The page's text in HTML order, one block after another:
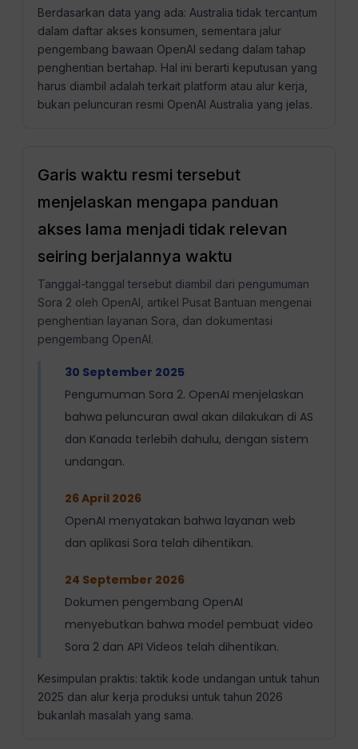
Berdasarkan data yang ada: Australia tidak tercantum
dalam daftar akses konsumen, sementara jalur
pengembang bawaan OpenAI sedang dalam tahap
penghentian bertahap. Hal ini berarti keputusan yang
harus diambil adalah terkait platform atau alur kerja,
bukan peluncuran resmi OpenAI Australia yang jelas.
Garis waktu resmi tersebut
menjelaskan mengapa panduan
akses lama menjadi tidak relevan
seiring berjalannya waktu
Tanggal-tanggal tersebut diambil dari pengumuman
Sora 2 oleh OpenAI, artikel Pusat Bantuan mengenai
penghentian layanan Sora, dan dokumentasi
pengembang OpenAI.
30 September 2025
Pengumuman Sora 2. OpenAI menjelaskan
bahwa peluncuran awal akan dilakukan di AS
dan Kanada terlebih dahulu, dengan sistem
undangan.
26 April 2026
OpenAI menyatakan bahwa layanan web
dan aplikasi Sora telah dihentikan.
24 September 2026
Dokumen pengembang OpenAI
menyebutkan bahwa model pembuat video
Sora 2 dan API Videos telah dihentikan.
Kesimpulan praktis: taktik kode undangan untuk tahun
2025 dan alur kerja produksi untuk tahun 2026
bukanlah masalah yang sama.